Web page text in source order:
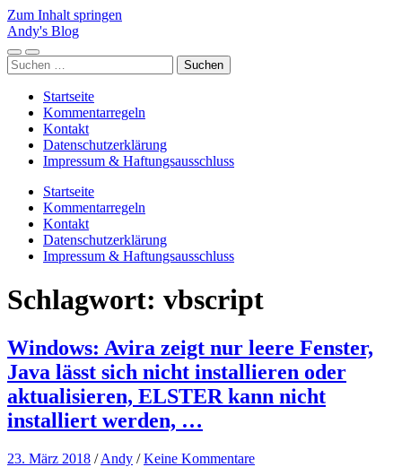
Zum Inhalt springen
Andy's Blog
Mobile-
Menü
Suchfeld
ein-/ausblenden
Suchen
nach:
Startseite
Kommentarregeln
Kontakt
Datenschutzerklärung
Impressum & Haftungsausschluss
Startseite
Kommentarregeln
Kontakt
Datenschutzerklärung
Impressum & Haftungsausschluss
Schlagwort: vbscript
Windows: Avira zeigt nur leere Fenster,
Java lässt sich nicht installieren oder
aktualisieren, ELSTER kann nicht
installiert werden, …
23. März 2018 /Andy /Keine Kommentare